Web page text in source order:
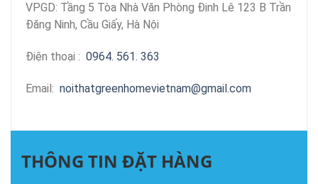
VPGD: Tầng 5 Tòa Nhà Văn Phòng Đinh Lê 123 B Trần
Đăng Ninh, Cầu Giấy, Hà Nội
Điện thoại : 0964. 561. 363
Email: noithatgreenhomevietnam@gmail.com
THÔNG TIN ĐẶT HÀNG